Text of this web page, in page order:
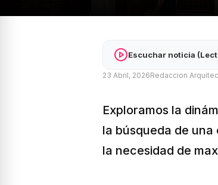
Escuchar noticia
23 Abril, 2026Redaccion
Exploramos la
la búsqueda de
la necesidad de